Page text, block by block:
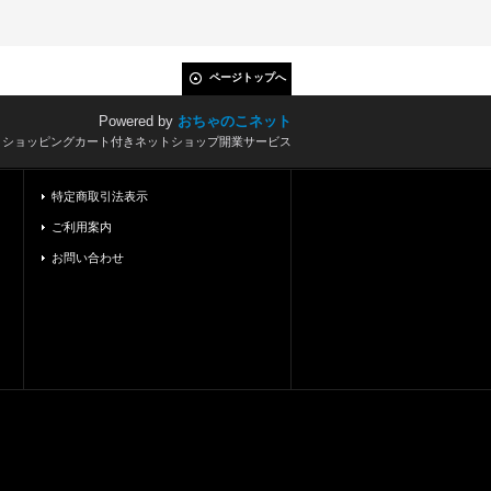
ページトップへ
Powered by おちゃのこネット
ョッピングカート付きネットショップ開業サービス
特定商取引法表示
ご利用案内
お問い合わせ